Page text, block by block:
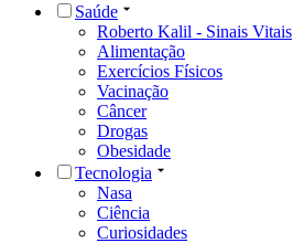
Saúde
Roberto Kalil - Sinais Vitais
Alimentação
Exercícios Físicos
Vacinação
Câncer
Drogas
Obesidade
Tecnologia
Nasa
Ciência
Curiosidades